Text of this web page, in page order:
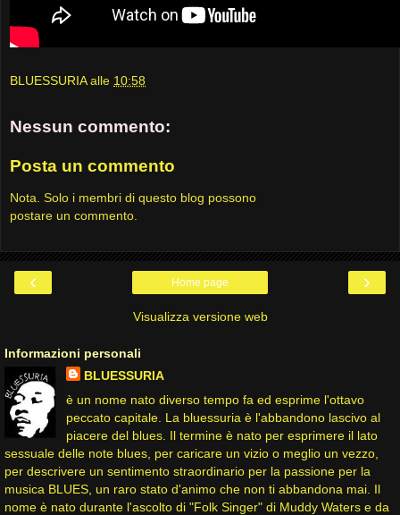
BLUESSURIA alle 10:58
Nessun commento:
Posta un commento
Nota. Solo i membri di questo blog possono
postare un commento.
‹ ›
Home page
Visualizza versione web
Informazioni personali
BLUESSURIA
è un nome nato diverso tempo fa ed esprime l'ottavo
peccato capitale. La bluessuria è l'abbandono lascivo al
piacere del blues. Il termine è nato per esprimere il lato
sessuale delle note blues, per caricare un vizio o meglio un vezzo,
per descrivere un sentimento straordinario per la passione per la
musica BLUES, un raro stato d'animo che non ti abbandona mai. Il
nome è nato durante l'ascolto di "Folk Singer" di Muddy Waters e da